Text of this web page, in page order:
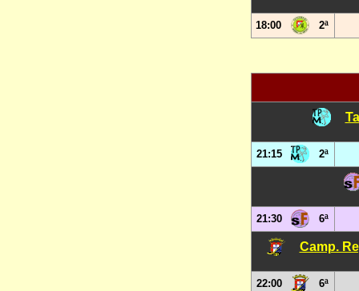
18:00 2ª
21:15 2ª
21:30 6ª
Camp.
22:00 6ª